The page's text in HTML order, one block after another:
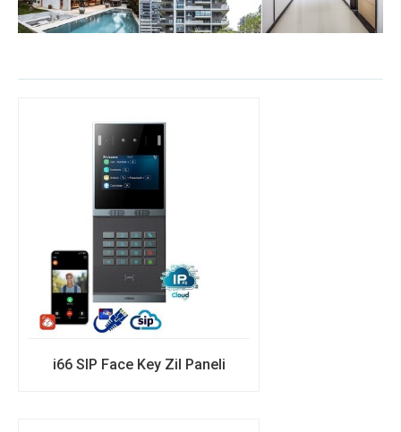
i66 SIP Face Key Zil Paneli